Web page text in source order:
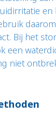
en
Bij het
een
niet